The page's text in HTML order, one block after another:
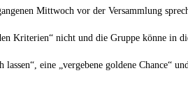
Mittwoch vor der Versammlung
nicht und die Gruppe könne in
eine „vergebene goldene Chance“